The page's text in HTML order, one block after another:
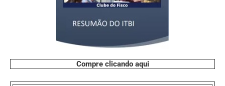
Compre clicando aqui